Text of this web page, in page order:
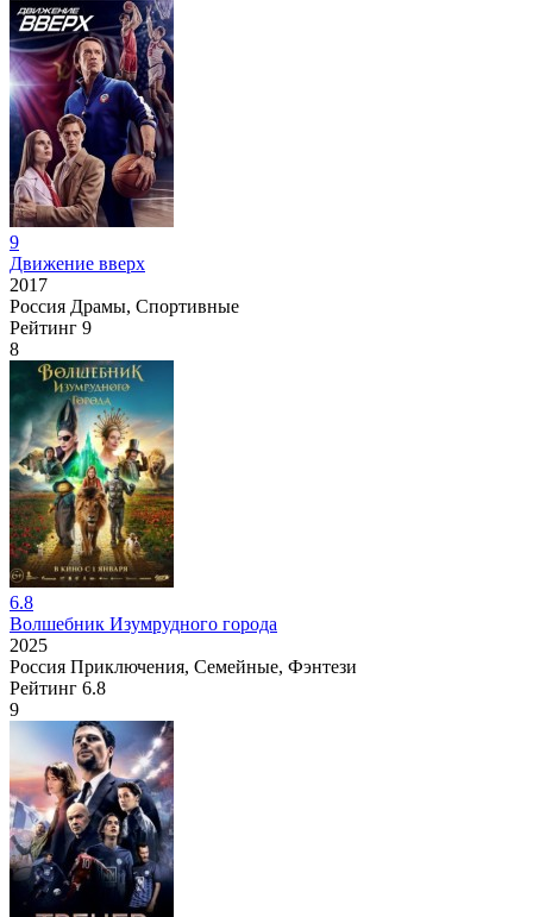
9
Движение вверх
2017
Россия Драмы, Спортивные
Рейтинг 9
8
6.8
Волшебник Изумрудного города
2025
Россия Приключения, Семейные, Фэнтези
Рейтинг 6.8
9